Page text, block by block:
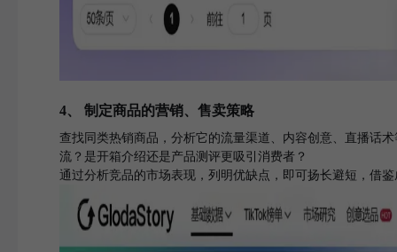
4、 制定商品的营销、售卖策略
查找同类热销商品，分析它的流量渠道、内容创意、直播话
流？是开箱介绍还是产品测评更吸引消费者？
通过分析竞品的市场表现，列明优缺点，即可扬长避短，借